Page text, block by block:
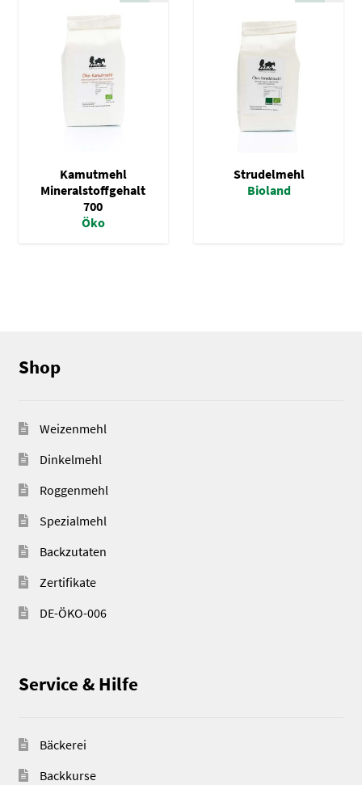
Brotmischungen
Dunste / Grieße
Schrote / Grützen
Getreide
Backzutaten
Kamutmehl
Mineralstoffgehalt
700
Öko
Strudelmehl
Bioland
Shop
Weizenmehl
Dinkelmehl
Roggenmehl
Spezialmehl
Backzutaten
Zertifikate
DE-ÖKO-006
Service & Hilfe
Bäckerei
Backkurse